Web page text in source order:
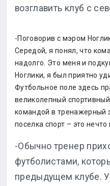
возглавить клуб с
-Поговорив с мэром
Середой, я понял, что
надолго. Это меня и
Ноглики, я был приятно
Футбольное поле здесь
великолепный
командой в тренажерный
поселка спорт – это
-Обычно тренер
футболистами,
предыдущем клубе. У